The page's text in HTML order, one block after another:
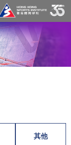
其他